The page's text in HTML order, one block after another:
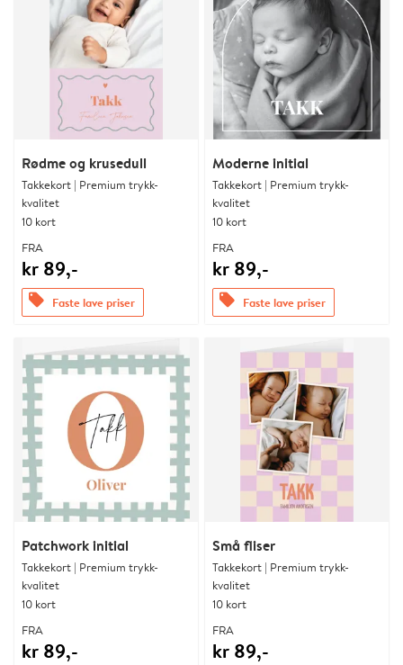
Rødme og krusedull
Takkekort | Premium trykk-
kvalitet
10 kort
FRA
kr 89,-
offers Faste lave priser
Moderne initial
Takkekort | Premium trykk-
kvalitet
10 kort
FRA
kr 89,-
offers Faste lave priser
Patchwork initial
Takkekort | Premium trykk-
kvalitet
10 kort
FRA
kr 89,-
Små fliser
Takkekort | Premium trykk-
kvalitet
10 kort
FRA
kr 89,-